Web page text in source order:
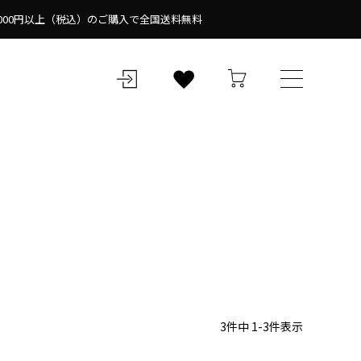
円以上（税込）のご購入で全国送料無料
3件中 1-3件表示